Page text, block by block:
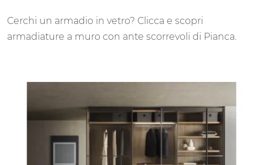
Cerchi un armadio in vetro? Clicca e scopri
armadiature a muro con ante scorrevoli di Pianca.